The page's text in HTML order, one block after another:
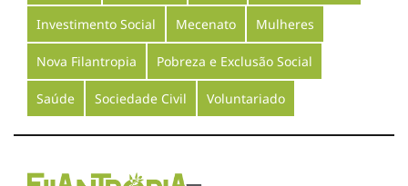
Investimento Social Mecenato Mulheres
Nova Filantropia Pobreza e Exclusão Social
Saúde Sociedade Civil Voluntariado